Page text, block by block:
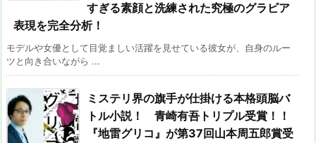
すぎる素顔と洗練された究極のグラビア
表現を完全分析！
モデルや女優として目覚ましい活躍を見せている彼女が、自身のルー
ツと向き合いながら ...
ミステリ界の旗手が仕掛ける本格頭脳バ
トル小説！ 青崎有吾トリプル受賞！！
『地雷グリコ』が第37回山本周五郎賞受